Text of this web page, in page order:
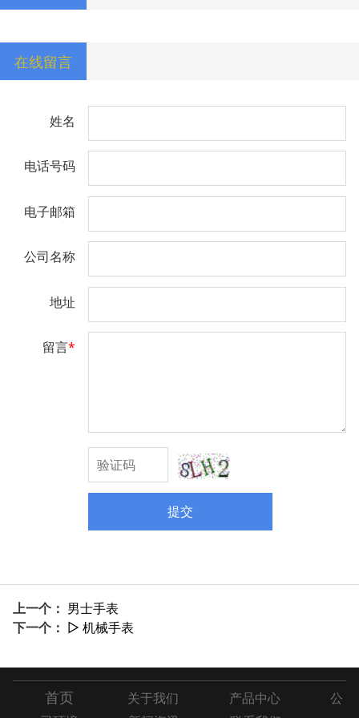
在线留言
姓名
电话号码
电子邮箱
公司名称
地址
留言*
提交
上一个： 男士手表
下一个： ▷ 机械手表
首页 关于我们 产品中心
公